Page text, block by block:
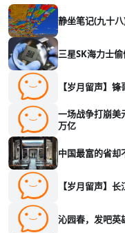
静坐笔记(九十
三星SK海力士
【岁月留声】
一场战争打崩美
万亿
中国最富的省却
【岁月留声】长
沁园春，发吧英